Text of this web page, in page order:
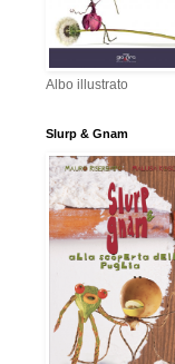
Albo illustrato
Slurp & Gnam